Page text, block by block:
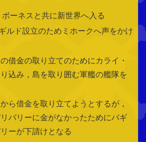
ーネスと共に新世界へ入る
ルド設立のためミホークへ声をかけ
金の取り立てのためにカライ・
込み，島を取り囲む軍艦の艦隊を
借金を取り立てようとするが，
バリーに金がなかったためにバギ
ーが下請けとなる